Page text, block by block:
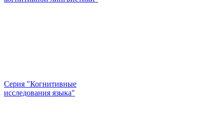
Серия "Когнитивные
исследования языка"